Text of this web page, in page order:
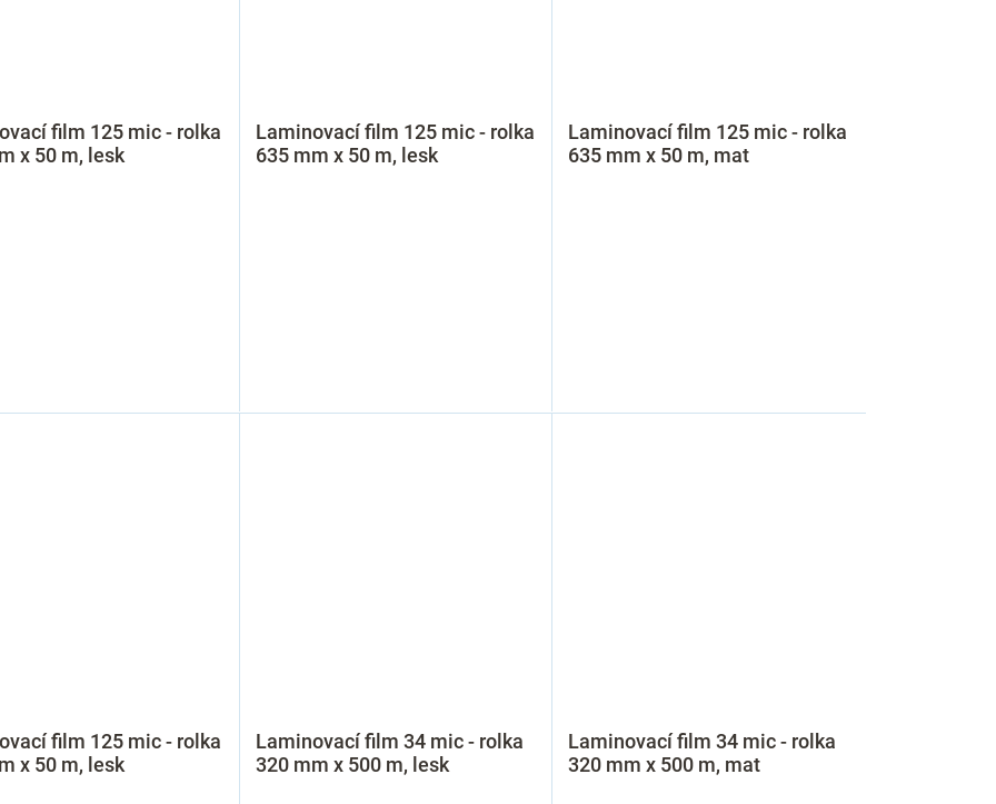
film 125 mic - rolka
x 50 m, lesk
Laminovací film 125 mic - rolka
635 mm x 50 m, lesk
Laminovací film 125 mic - rolka
635 mm x 50 m, mat
film 125 mic - rolka
x 50 m, lesk
Laminovací film 34 mic - rolka
320 mm x 500 m, lesk
Laminovací film 34 mic - rolka
320 mm x 500 m, mat